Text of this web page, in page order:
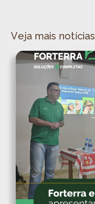
Veja mais notícias